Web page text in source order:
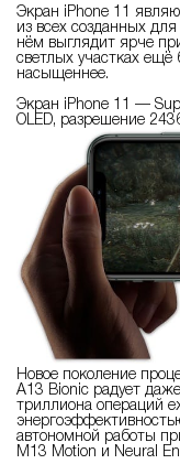
Экран iPhone 11
из всех созданных
нём выглядит ярче
светлых участках ещё
насыщеннее.
Экран iPhone 11 —
OLED, разрешение
Новое поколение
A13 Bionic радует
триллиона операций
автономной работы
M13 Motion и Neural